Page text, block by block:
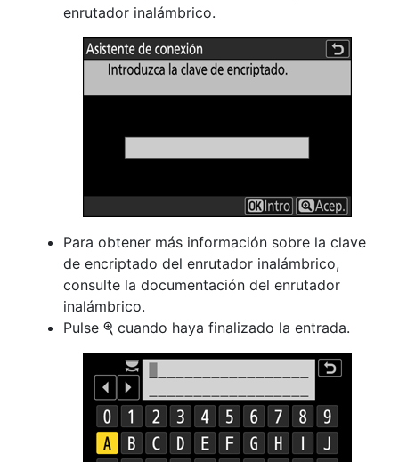
enrutador inalámbrico.
Para obtener más información sobre la clave
de encriptado del enrutador inalámbrico,
consulte la documentación del enrutador
inalámbrico.
Pulse X cuando haya finalizado la entrada.